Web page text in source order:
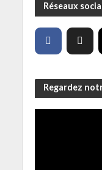
Réseaux
Regardez